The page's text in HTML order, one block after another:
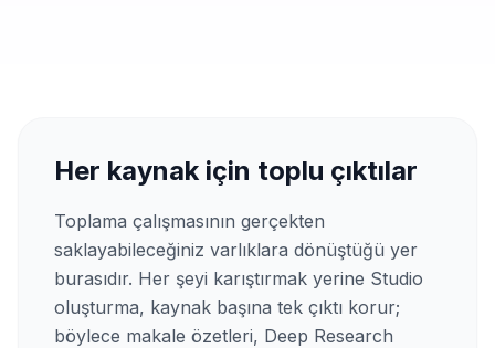
Her kaynak için toplu çıktılar
Toplama çalışmasının gerçekten
saklayabileceğiniz varlıklara dönüştüğü yer
burasıdır. Her şeyi karıştırmak yerine Studio
oluşturma, kaynak başına tek çıktı korur;
böylece makale özetleri, Deep Research